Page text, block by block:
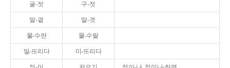
굴-젓 구-젓
말-곁 말-겻
물-수란 물-수랄
밀-뜨리다 미-뜨리다